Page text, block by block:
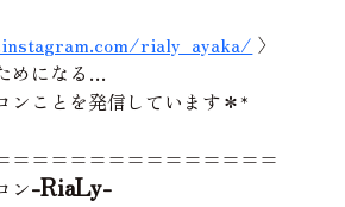
rialy_ayaka/ 〉
めになる…
ンことを発信しています＊*
ン-RiaLy-